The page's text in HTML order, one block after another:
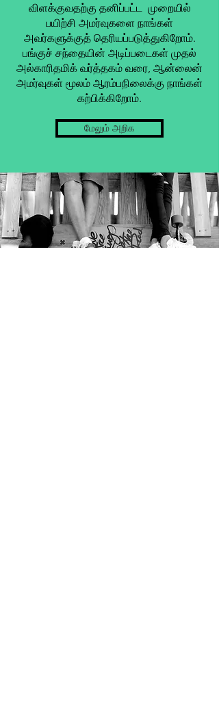
விளக்குவதற்கு தனிப்பட்ட முறையில்
பயிற்சி அமர்வுகளை நாங்கள்
அவர்களுக்குத் தெரியப்படுத்துகிறோம்.
பங்குச் சந்தையின் அடிப்படைகள் முதல்
அல்காரிதமிக் வர்த்தகம் வரை, ஆன்லைன்
அமர்வுகள் மூலம் ஆரம்பநிலைக்கு நாங்கள்
கற்பிக்கிறோம்.
மேலும் அறிக